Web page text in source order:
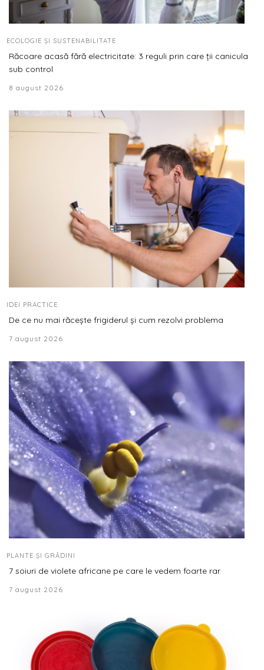
ECOLOGIE ȘI SUSTENABILITATE
Răcoare acasă fără electricitate: 3 reguli prin care ții canicula
sub control
8 august 2026
IDEI PRACTICE
De ce nu mai răcește frigiderul și cum rezolvi problema
7 august 2026
PLANTE ȘI GRĂDINI
7 soiuri de violete africane pe care le vedem foarte rar
7 august 2026